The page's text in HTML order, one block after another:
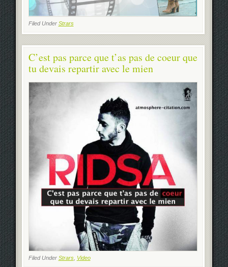
Filed Under Strars
C’est pas parce que t’as pas de coeur que
tu devais repartir avec le mien
Filed Under Strars, Video